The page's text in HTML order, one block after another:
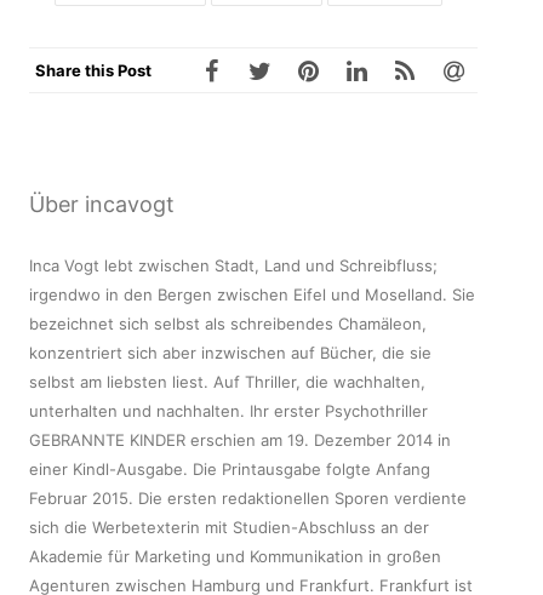
Share this Post
Über incavogt
Inca Vogt lebt zwischen Stadt, Land und Schreibfluss;
irgendwo in den Bergen zwischen Eifel und Moselland. Sie
bezeichnet sich selbst als schreibendes Chamäleon,
konzentriert sich aber inzwischen auf Bücher, die sie
selbst am liebsten liest. Auf Thriller, die wachhalten,
unterhalten und nachhalten. Ihr erster Psychothriller
GEBRANNTE KINDER erschien am 19. Dezember 2014 in
einer Kindl-Ausgabe. Die Printausgabe folgte Anfang
Februar 2015. Die ersten redaktionellen Sporen verdiente
sich die Werbetexterin mit Studien-Abschluss an der
Akademie für Marketing und Kommunikation in großen
Agenturen zwischen Hamburg und Frankfurt. Frankfurt ist